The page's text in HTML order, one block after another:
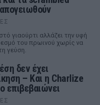
γιαούρτι αλλάζει την υφή
του πρωινού χωρίς να
γεύση.
δεν έχει
– Και η Charlize
επιβεβαιώνει